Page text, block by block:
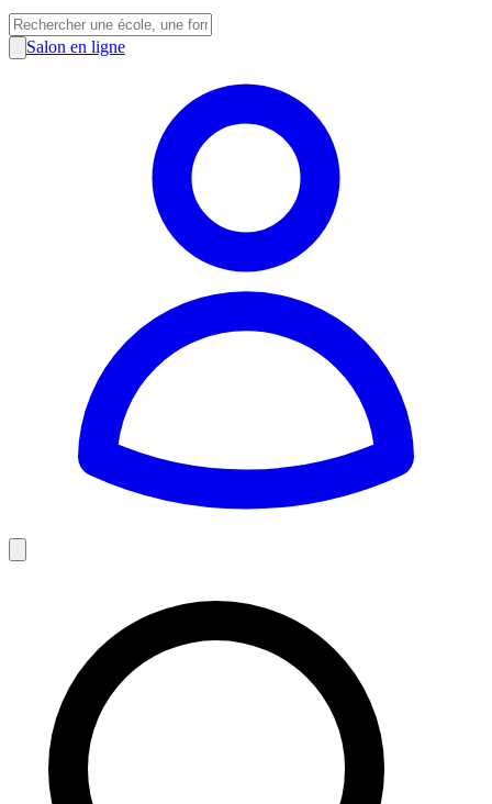
Salon en ligne